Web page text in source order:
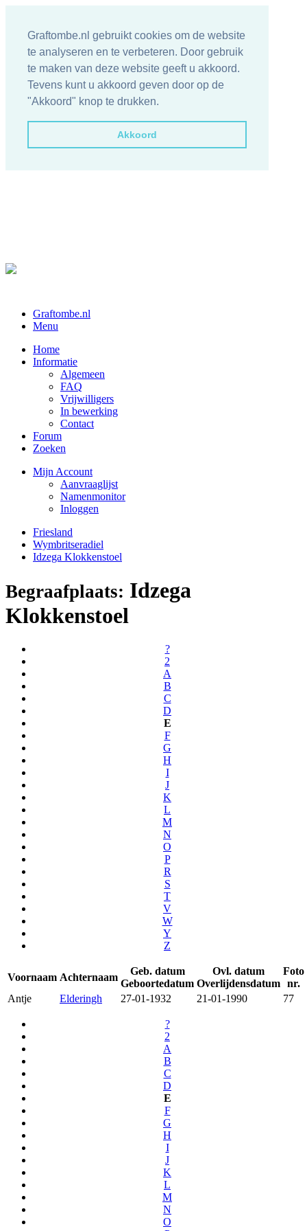
Graftombe.nl gebruikt cookies om de website
te analyseren en te verbeteren. Door gebruik
te maken van deze website geeft u akkoord.
Tevens kunt u akkoord geven door op de
"Akkoord" knop te drukken.
Akkoord
Graftombe.nl
Menu
Home
Informatie
Algemeen
FAQ
Vrijwilligers
In bewerking
Contact
Forum
Zoeken
Mijn Account
Aanvraaglijst
Namenmonitor
Inloggen
Friesland
Wymbritseradiel
Idzega Klokkenstoel
Begraafplaats: Idzega
Klokkenstoel
?
2
A
B
C
D
E
F
G
H
I
J
K
L
M
N
O
P
R
S
T
V
W
Y
Z
Voornaam Achternaam
Geb. datum
Geboortedatum
Ovl. datum
Overlijdensdatum
Foto
nr.
Antje
Elderingh 27-01-1932 21-01-1990 77
?
2
A
B
C
D
E
F
G
H
I
J
K
L
M
N
O